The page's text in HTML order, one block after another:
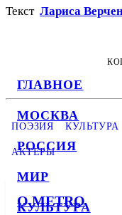
ГЛАВНОЕ
МОСКВА
РОССИЯ
МИР
КУЛЬТУРА
Текст Лариса
ПОЭЗИЯ КУЛЬТУРА
АКТЕРЫ
О METRO